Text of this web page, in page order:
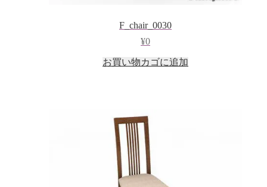
F_chair_0030
¥0
お買い物カゴに追加